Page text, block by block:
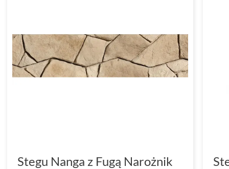
Stegu Nanga z Fugą Narożnik